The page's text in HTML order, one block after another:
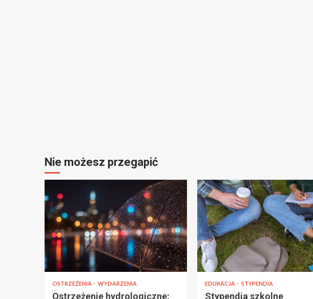
Nie możesz przegapić
OSTRZEŻENIA WYDARZENIA
Ostrzeżenie hydrologiczne:
EDUKACJA STYPENDIA
Stypendia szkolne